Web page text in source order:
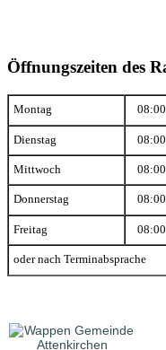
Öffnungszeiten des
Montag
Dienstag
Mittwoch
Donnerstag
Freitag
oder nach Terminabsprache